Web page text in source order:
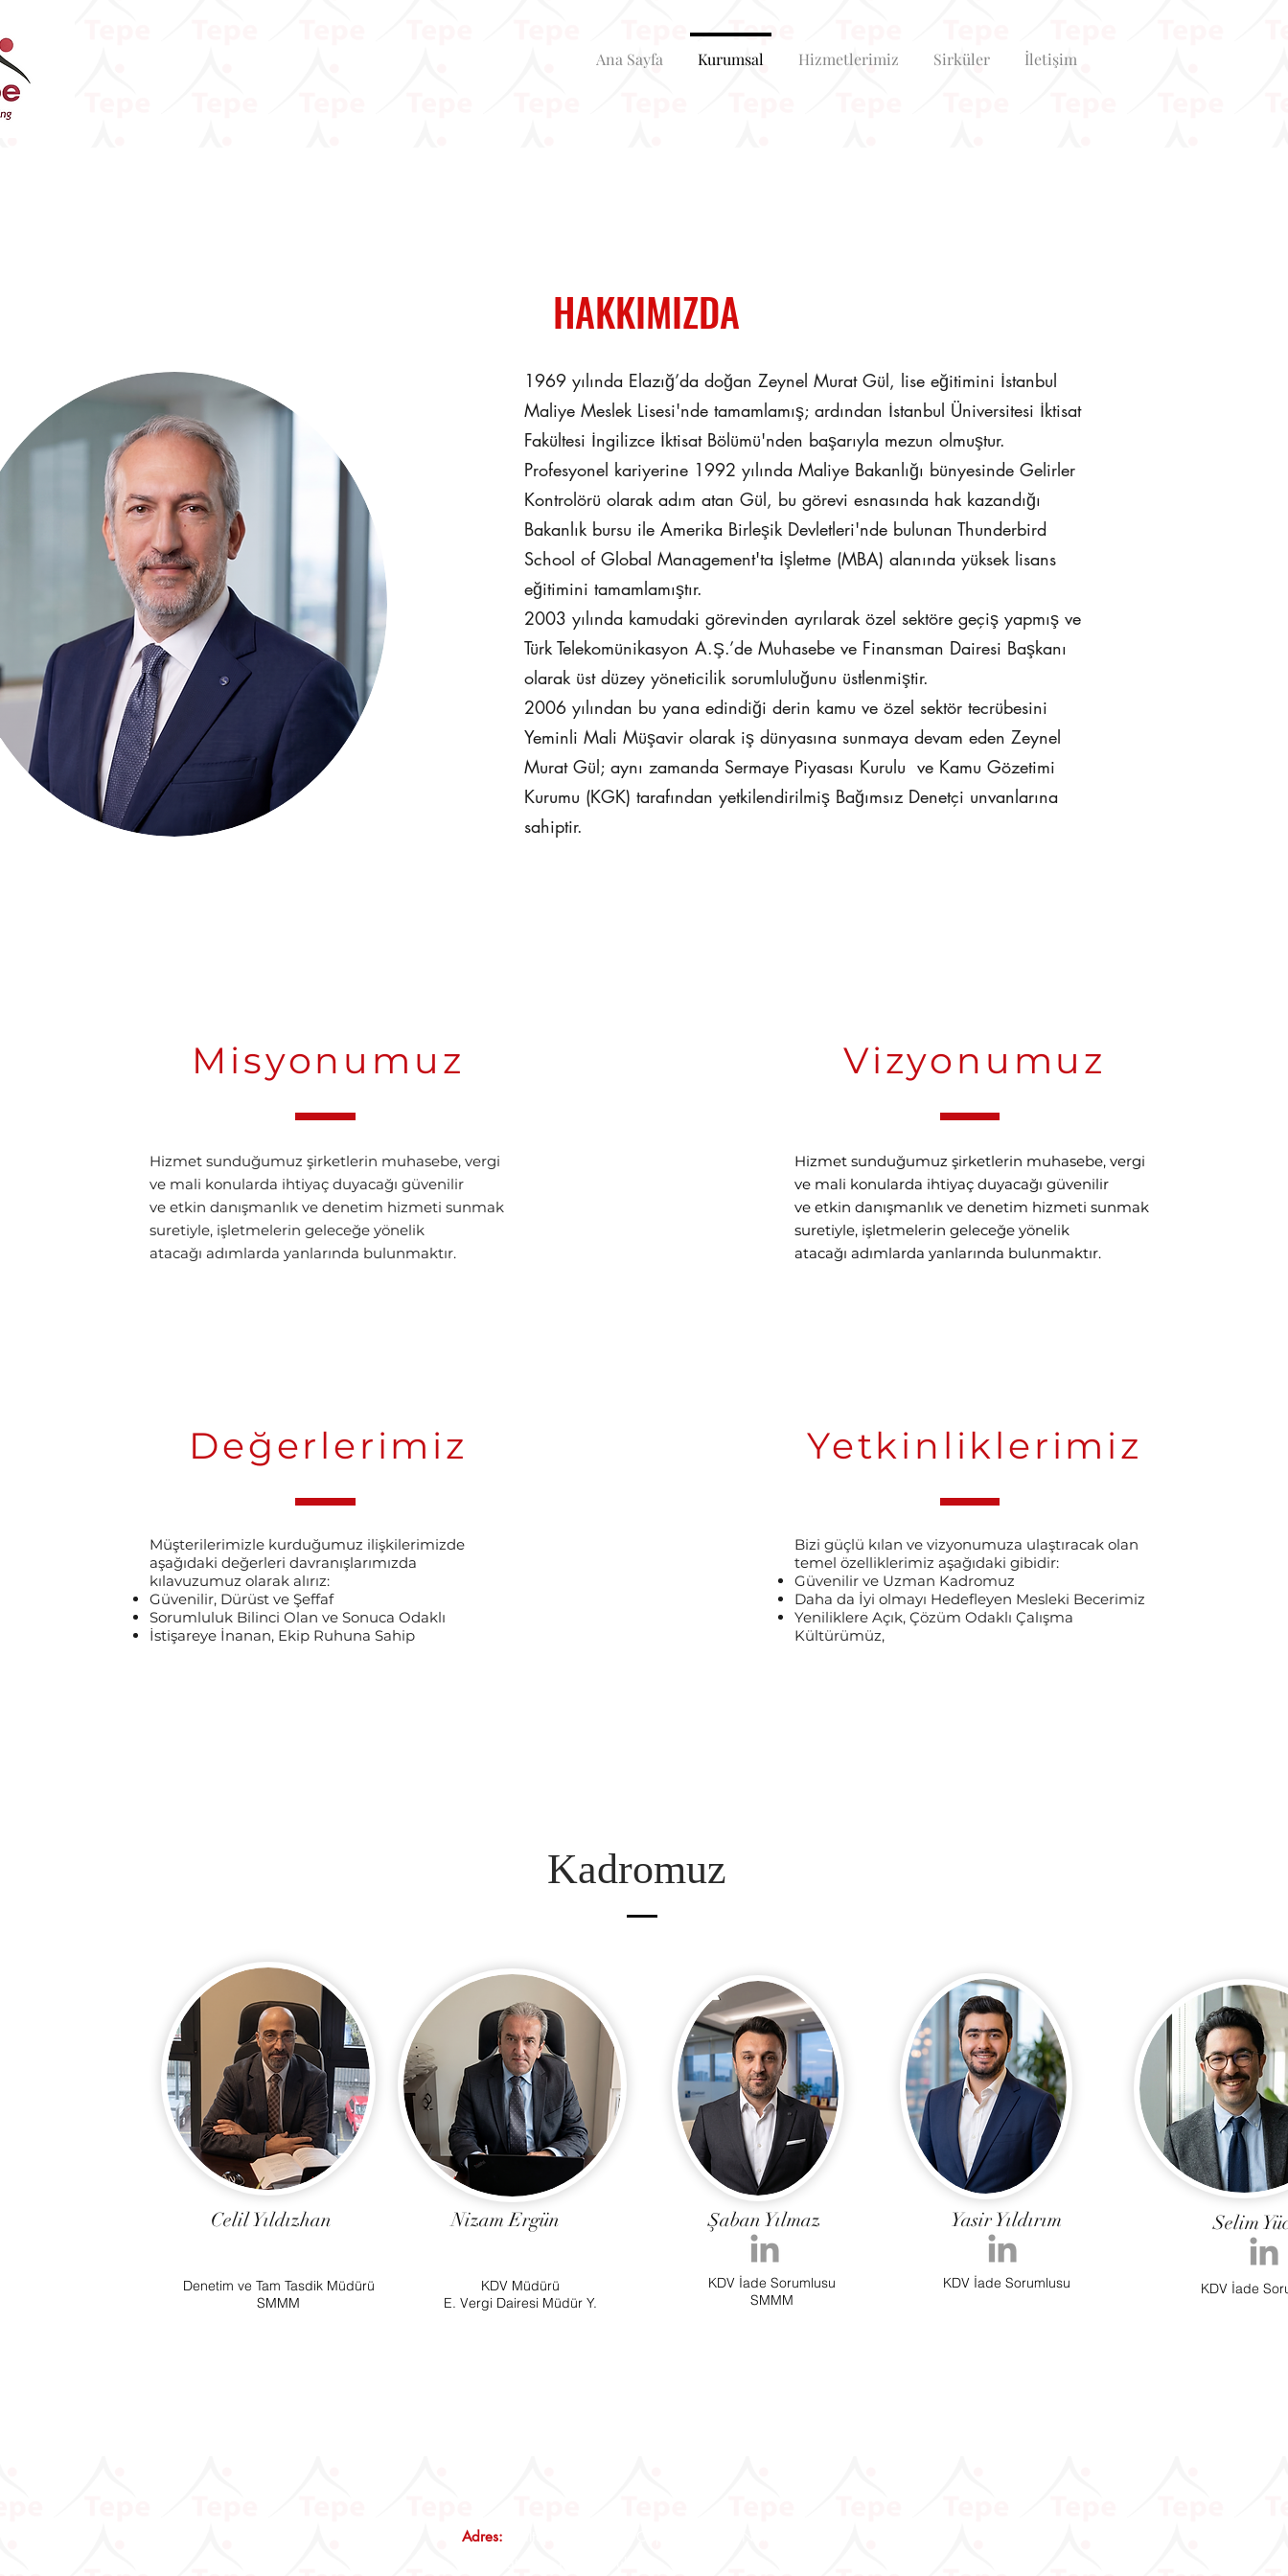
Ana Sayfa Kurumsal Hizmetlerimiz Sirküler İletişim
HAKKIMIZDA
1969 yılında Elazığ’da doğan Zeynel Murat Gül, lise eğitimini İstanbul
Maliye Meslek Lisesi'nde tamamlamış; ardından İstanbul Üniversitesi İktisat
Fakültesi İngilizce İktisat Bölümü'nden başarıyla mezun olmuştur.
Profesyonel kariyerine 1992 yılında Maliye Bakanlığı bünyesinde Gelirler
Kontrolörü olarak adım atan Gül, bu görevi esnasında hak kazandığı
Bakanlık bursu ile Amerika Birleşik Devletleri'nde bulunan Thunderbird
School of Global Management'ta İşletme (MBA) alanında yüksek lisans
eğitimini tamamlamıştır.
2003 yılında kamudaki görevinden ayrılarak özel sektöre geçiş yapmış ve
Türk Telekomünikasyon A.Ş.’de Muhasebe ve Finansman Dairesi Başkanı
olarak üst düzey yöneticilik sorumluluğunu üstlenmiştir.
2006 yılından bu yana edindiği derin kamu ve özel sektör tecrübesini
Yeminli Mali Müşavir olarak iş dünyasına sunmaya devam eden Zeynel
Murat Gül; aynı zamanda Sermaye Piyasası Kurulu ve Kamu Gözetimi
Kurumu (KGK) tarafından yetkilendirilmiş Bağımsız Denetçi unvanlarına
sahiptir.
Misyonumuz
Hizmet sunduğumuz şirketlerin muhasebe, vergi
ve mali konularda ihtiyaç duyacağı güvenilir
ve etkin danışmanlık ve denetim hizmeti sunmak
suretiyle, işletmelerin geleceğe yönelik
atacağı adımlarda yanlarında bulunmaktır.
Vizyonumuz
Hizmet sunduğumuz şirketlerin muhasebe, vergi
ve mali konularda ihtiyaç duyacağı güvenilir
ve etkin danışmanlık ve denetim hizmeti sunmak
suretiyle, işletmelerin geleceğe yönelik
atacağı adımlarda yanlarında bulunmaktır.
Değerlerimiz
Müşterilerimizle kurduğumuz ilişkilerimizde
aşağıdaki değerleri davranışlarımızda
kılavuzumuz olarak alırız:
Güvenilir, Dürüst ve Şeffaf
Sorumluluk Bilinci Olan ve Sonuca Odaklı
İstişareye İnanan, Ekip Ruhuna Sahip
Yetkinliklerimiz
Bizi güçlü kılan ve vizyonumuza ulaştıracak olan
temel özelliklerimiz aşağıdaki gibidir:
Güvenilir ve Uzman Kadromuz
Daha da İyi olmayı Hedefleyen Mesleki Becerimiz
Yeniliklere Açık, Çözüm Odaklı Çalışma
Kültürümüz,
Kadromuz
Celil Yıldızhan
Denetim ve Tam Tasdik Müdürü
SMMM
Nizam Ergün Şaban Yılmaz
KDV İade Sorumlusu
SMMM
Yasir Yıldırım
KDV İade Sorumlusu
KDV Müdürü
E. Vergi Dairesi Müdür Y.
Selim
KDV İade
Adres: